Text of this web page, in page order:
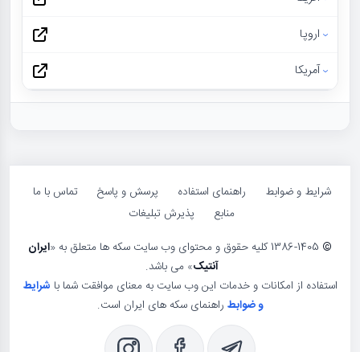
اروپا
آمریکا
شرایط و ضوابط راهنمای استفاده پرسش و پاسخ
تماس با ما
منابع
پذیرش تبلیغات
©
ایران
آنتیک» می باشد.
استفاده از امکانات و خدمات این وب سایت به معنای موافقت شما با شرایط
و ضوابط راهنمای سکه های ایران است.